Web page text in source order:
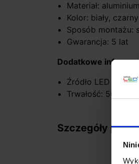
Materiał: aluminium
Kolor: biały, czarny
Sposób montażu:
Gwarancja: 5 lat
Dodatkowe
Źródło LED w
Trwałość: 50 000h
Szczegóły